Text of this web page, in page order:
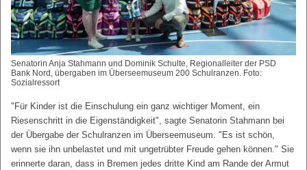
Senatorin Anja Stahmann und Dominik Schulte, Regionalleiter der PSD
Bank Nord, übergaben im Überseemuseum 200 Schulranzen. Foto:
Sozialressort
"Für Kinder ist die Einschulung ein ganz wichtiger Moment, ein
Riesenschritt in die Eigenständigkeit", sagte Senatorin Stahmann bei
der Übergabe der Schulranzen im Überseemuseum. "Es ist schön,
wenn sie ihn unbelastet und mit ungetrübter Freude gehen können." Sie
erinnerte daran, dass in Bremen jedes dritte Kind am Rande der Armut